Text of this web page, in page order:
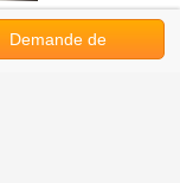
Demande de